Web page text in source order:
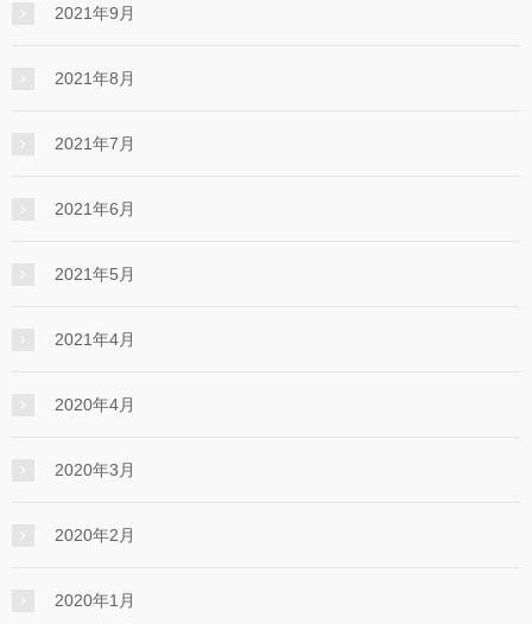
2021年9月
2021年8月
2021年7月
2021年6月
2021年5月
2021年4月
2020年4月
2020年3月
2020年2月
2020年1月